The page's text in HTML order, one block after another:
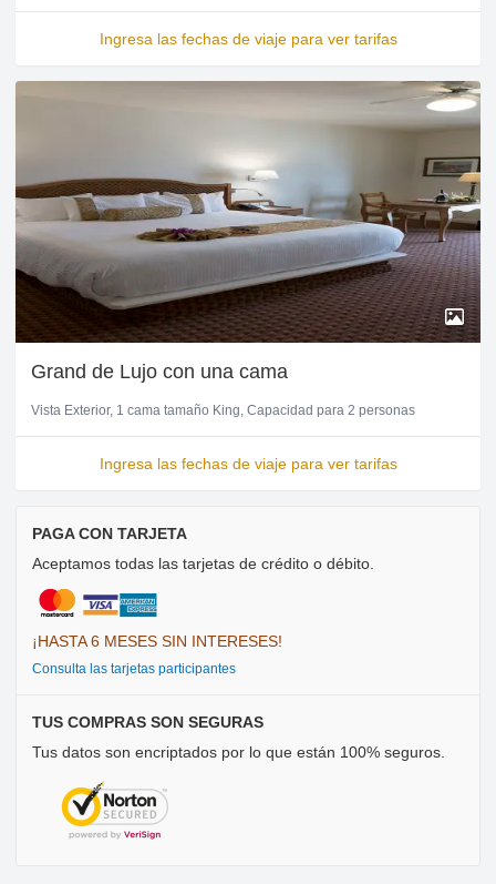
Ingresa las fechas de viaje para ver tarifas
Grand de Lujo con una cama
Vista Exterior 1 cama tamaño King Capacidad para 2 personas
Ingresa las fechas de viaje para ver tarifas
PAGA CON TARJETA
Aceptamos todas las tarjetas de crédito o débito.
¡HASTA 6 MESES SIN INTERESES!
Consulta las tarjetas participantes
TUS COMPRAS SON SEGURAS
Tus datos son encriptados por lo que están 100% seguros.